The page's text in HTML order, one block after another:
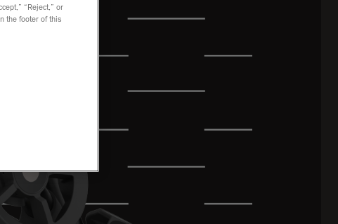
“Reject,” or
the footer of this